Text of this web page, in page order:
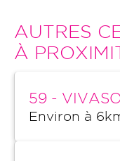
AUTRES
À
59 -
Environ à 6